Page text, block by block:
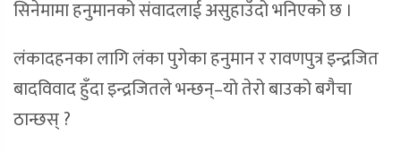
सिनेमामा हनुमानको संवादलाई असुहाउँदो भनिएको छ ।
लंकादहनका लागि लंका पुगेका हनुमान र रावणपुत्र इन्द्रजित
बादविवाद हुँदा इन्द्रजितले भन्छन्–यो तेरो बाउको बगैचा
ठान्छस् ?